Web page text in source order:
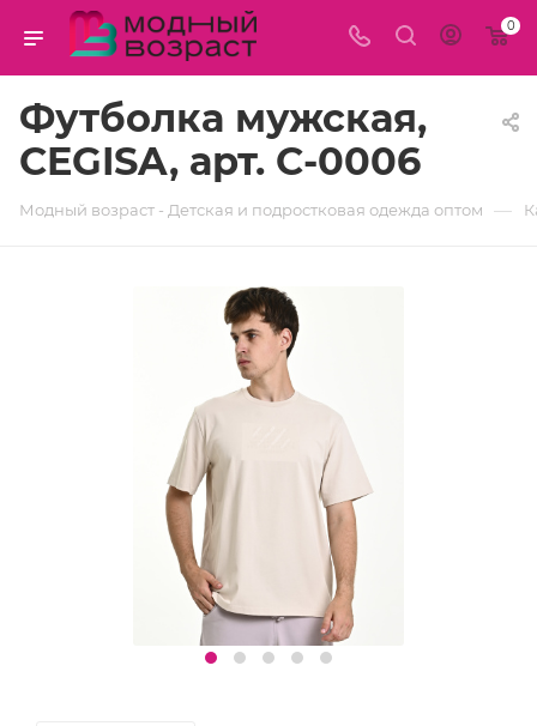
0
Футболка мужская,
CEGISA, арт. C-0006
Модный возраст - Детская и подростковая одежда оптом —